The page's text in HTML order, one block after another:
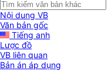
Nội dung VB
Văn bản gốc
Tiếng anh
Lược đồ
VB liên quan
Bản án áp dụng